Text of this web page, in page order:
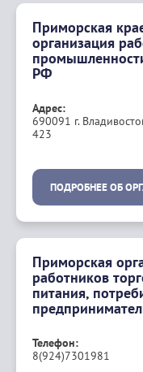
Приморская
организация
РФ
Адрес:
690091 г.
423
ПОДРОБНЕЕ ОБ
Приморская
работников
питания,
Телефон:
8(924)7301981